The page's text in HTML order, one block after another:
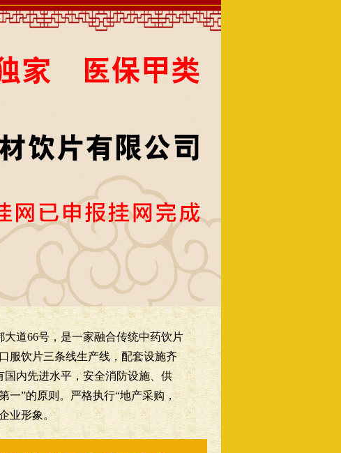
道66号，是一家融合传统中药饮片
服饮片三条线生产线，配套设施齐
内先进水平，安全消防设施、供
一”的原则。严格执行“地产采购，
业形象。